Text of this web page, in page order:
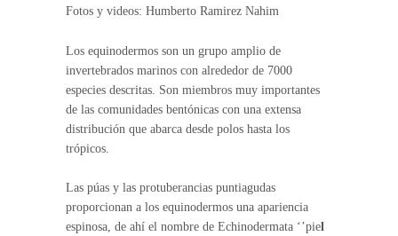
Fotos y videos: Humberto Ramirez Nahim
Los equinodermos son un grupo amplio de
invertebrados marinos con alrededor de 7000
especies descritas. Son miembros muy importantes
de las comunidades bentónicas con una extensa
distribución que abarca desde polos hasta los
trópicos.
Las púas y las protuberancias puntiagudas
proporcionan a los equinodermos una apariencia
espinosa, de ahí el nombre de Echinodermata ‘’piel